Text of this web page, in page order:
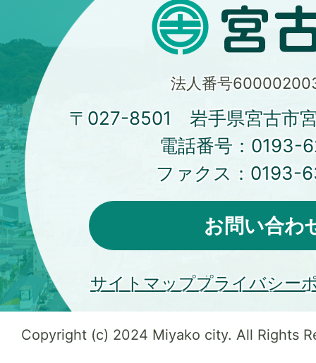
法人番号
〒027-8501 岩手県宮古市
電話番号： 0193-
ファクス： 0193-
お問い合わ
サイトマッププライバシー
Copyright (c) 2024 Miyako city. All Rights